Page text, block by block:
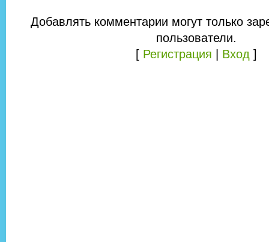
Добавлять комментарии могут только
пользователи.
[ Регистрация Вход ]